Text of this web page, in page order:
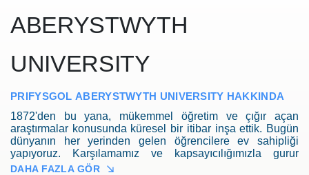
ABERYSTWYTH
UNIVERSITY
PRIFYSGOL ABERYSTWYTH UNIVERSITY HAKKINDA
1872'den bu yana, mükemmel öğretim ve çığır açan
araştırmalar konusunda küresel bir itibar inşa ettik. Bugün
dünyanın her yerinden gelen öğrencilere ev sahipliği
yapıyoruz. Karşılamamız ve kapsayıcılığımızla gurur
duyuyoruz, aynı zamanda mükemmellik ve araştırmaya
DAHA FAZLA GÖR